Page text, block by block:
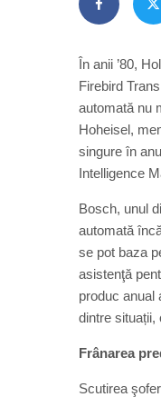
În anii ’80,
Firebird
automată nu
Hoheisel,
singure în
Intelligence
Bosch, unul
automată
se pot baza
asistenţă
produc anual
dintre situații,
Frânarea
Scutirea